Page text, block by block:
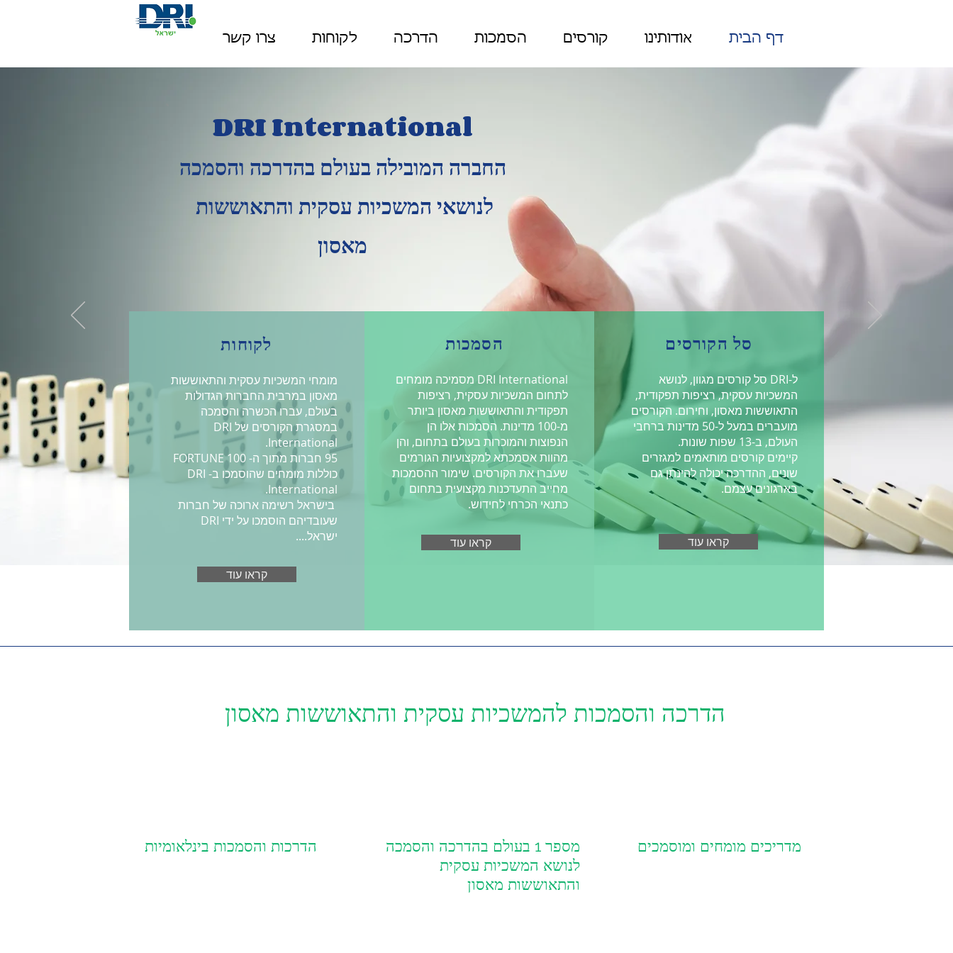
דף הבית אודותינו קורסים הסמכות הדרכה לקוחות צרו קשר
DRI International
החברה המובילה בעולם בהדרכה והסמכה
לנושאי המשכיות עסקית והתאוששות
מאסון
לקוחות
מומחי המשכיות עסקית והתאוששות
מאסון במרבית החברות הגדולות
בעולם, עברו הכשרה והסמכה
במסגרת הקורסים של DRI
International.
95 חברות מתוך ה- FORTUNE 100
כוללות מומחים שהוסמכו ב- DRI
International.
בישראל רשימה ארוכה של חברות
שעובדיהם הוסמכו על ידי DRI
ישראל....
קראו עוד
הסמכות
DRI International מסמיכה מומחים
לתחום המשכיות עסקית, רציפות
תפקודית והתאוששות מאסון ביותר
מ-100 מדינות. הסמכות אלו הן
הנפוצות והמוכרות בעולם בתחום, והן
מהוות אסמכתא למקצועיות הגורמים
שעברו את הקורסים. שימור ההסמכות
מחייב התעדכנות מקצועית בתחום
כתנאי הכרחי לחידוש.
קראו עוד
סל הקורסים
ל-DRI סל קורסים מגוון, לנושא
המשכיות עסקית, רציפות תפקודית,
התאוששות מאסון, וחירום. הקורסים
מועברים במעל ל-50 מדינות ברחבי
העולם, ב-13 שפות שונות.
קיימים קורסים מותאמים למגזרים
שונים, ההדרכה יכולה להינתן גם
בארגונים עצמם.
קראו עוד
הדרכה והסמכות להמשכיות עסקית והתאוששות מאסון
מספר 1 בעולם בהדרכה והסמכה
לנושא המשכיות עסקית
והתאוששות מאסון
מדריכים מומחים ומוסמכים